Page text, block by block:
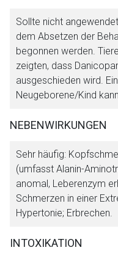
Sollte nicht
dem Absetzen der
begonnen werden.
zeigten, dass
ausgeschieden wird.
Neugeborene/Kind
NEBENWIRKUNGEN
Sehr häufig:
(umfasst Alanin-
anomal, Leberenzym
Schmerzen in einer
Hypertonie; Erbrechen.
INTOXIKATION